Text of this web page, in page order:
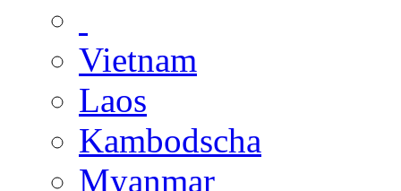
Vietnam
Laos
Kambodscha
Myanmar